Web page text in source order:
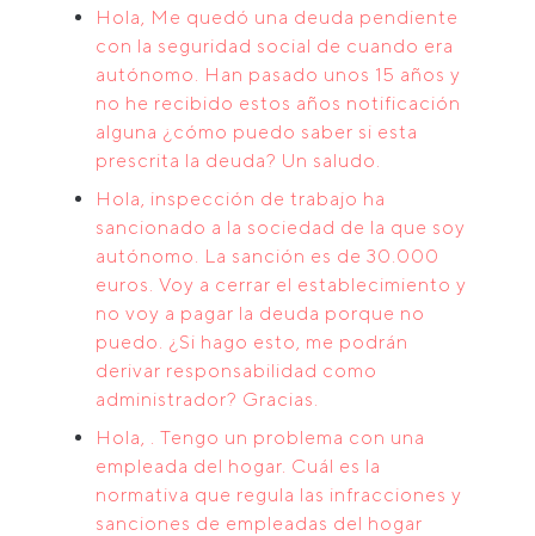
Hola, Me quedó una deuda pendiente
con la seguridad social de cuando era
autónomo. Han pasado unos 15 años y
no he recibido estos años notificación
alguna ¿cómo puedo saber si esta
prescrita la deuda? Un saludo.
Hola, inspección de trabajo ha
sancionado a la sociedad de la que soy
autónomo. La sanción es de 30.000
euros. Voy a cerrar el establecimiento y
no voy a pagar la deuda porque no
puedo. ¿Si hago esto, me podrán
derivar responsabilidad como
administrador? Gracias.
Hola, . Tengo un problema con una
empleada del hogar. Cuál es la
normativa que regula las infracciones y
sanciones de empleadas del hogar